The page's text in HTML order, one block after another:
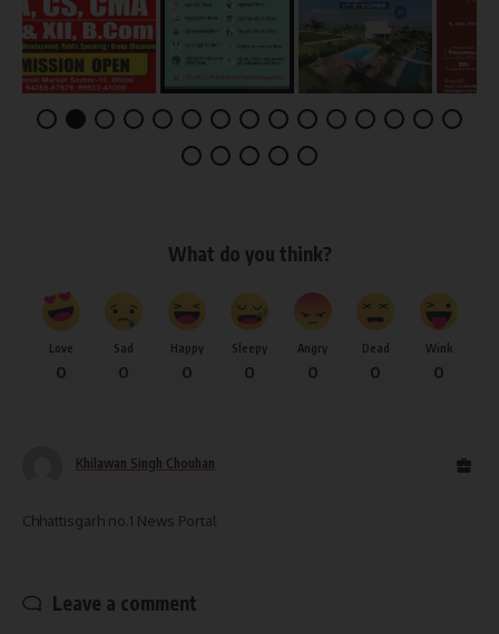
What do you think?
Love
0
Sad
0
Happy
0
Sleepy
0
Angry
0
Dead
0
Wink
0
Khilawan Singh Chouhan
Chhattisgarh no.1 News Portal
Leave a comment